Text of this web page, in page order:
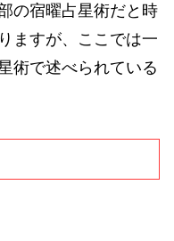
の宿曜占星術だと時
ますが、ここでは一
術で述べられている